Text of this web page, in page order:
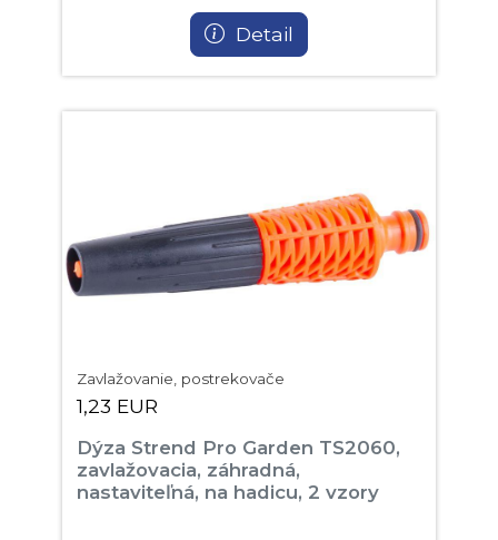
Detail
Zavlažovanie, postrekovače
1,23 EUR
Dýza Strend Pro Garden TS2060,
zavlažovacia, záhradná,
nastaviteľná, na hadicu, 2 vzory